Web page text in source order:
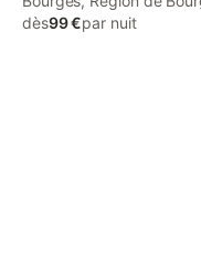
dès99 €par nuit